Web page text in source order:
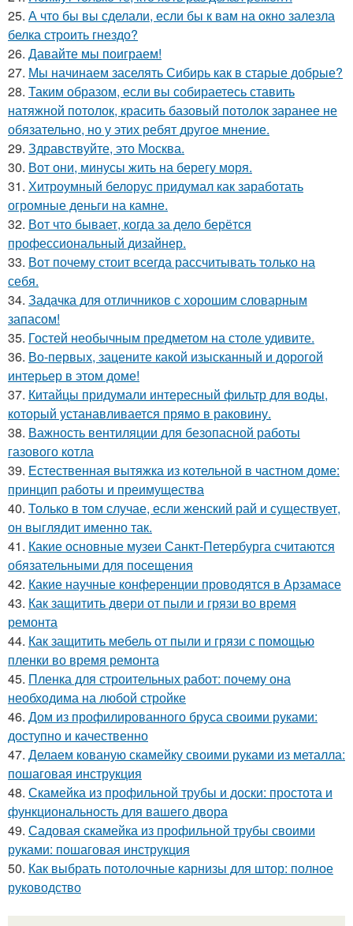
25. А что бы вы сделали, если бы к вам на окно залезла
белка строить гнездо?
26. Давайте мы поиграем!
27. Мы начинаем заселять Сибирь как в старые добрые?
28. Таким образом, если вы собираетесь ставить
натяжной потолок, красить базовый потолок заранее не
обязательно, но у этих ребят другое мнение.
29. Здравствуйте, это Москва.
30. Вот они, минусы жить на берегу моря.
31. Хитроумный белорус придумал как заработать
огромные деньги на камне.
32. Вот что бывает, когда за дело берётся
профессиональный дизайнер.
33. Вот почему стоит всегда рассчитывать только на
себя.
34. Задачка для отличников с хорошим словарным
запасом!
35. Гостей необычным предметом на столе удивите.
36. Во-первых, зацените какой изысканный и дорогой
интерьер в этом доме!
37. Китайцы придумали интересный фильтр для воды,
который устанавливается прямо в раковину.
38. Важность вентиляции для безопасной работы
газового котла
39. Естественная вытяжка из котельной в частном доме:
принцип работы и преимущества
40. Только в том случае, если женский рай и существует,
он выглядит именно так.
41. Какие основные музеи Санкт-Петербурга считаются
обязательными для посещения
42. Какие научные конференции проводятся в Арзамасе
43. Как защитить двери от пыли и грязи во время
ремонта
44. Как защитить мебель от пыли и грязи с помощью
пленки во время ремонта
45. Пленка для строительных работ: почему она
необходима на любой стройке
46. Дом из профилированного бруса своими руками:
доступно и качественно
47. Делаем кованую скамейку своими руками из металла:
пошаговая инструкция
48. Скамейка из профильной трубы и доски: простота и
функциональность для вашего двора
49. Садовая скамейка из профильной трубы своими
руками: пошаговая инструкция
50. Как выбрать потолочные карнизы для штор: полное
руководство